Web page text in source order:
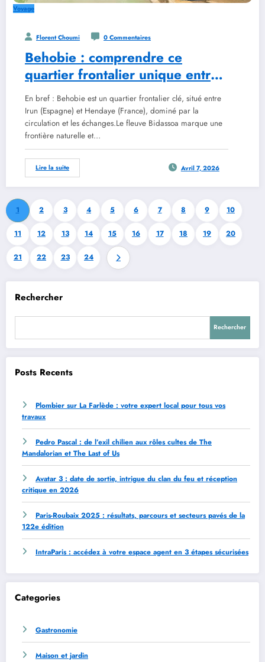
Voyage
Florent Choumi 0 Commentaires
Behobie : comprendre ce
quartier frontalier unique entre
la France et l’Espagne
En bref : Behobie est un quartier frontalier clé, situé entre
Irun (Espagne) et Hendaye (France), dominé par la
circulation et les échanges.Le fleuve Bidassoa marque une
frontière naturelle et…
Lire la suite Avril 7, 2026
1 2 3 4 5 6 7 8 9 10
11 12 13 14 15 16 17 18 19 20
21 22 23 24
Rechercher
Rechercher
Posts Recents
Plombier sur La Farlède : votre expert local pour tous vos
travaux
Pedro Pascal : de l’exil chilien aux rôles cultes de The
Mandalorian et The Last of Us
Avatar 3 : date de sortie, intrigue du clan du feu et réception
critique en 2026
Paris-Roubaix 2025 : résultats, parcours et secteurs pavés de la
122e édition
IntraParis : accédez à votre espace agent en 3 étapes sécurisées
Categories
Gastronomie
Maison et jardin